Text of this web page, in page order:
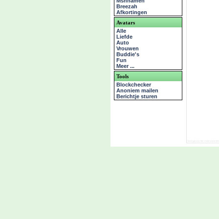
Breezah
Afkortingen
Avatars
Alle
Liefde
Auto
Vrouwen
Buddie's
Fun
Meer ...
Tools
Blockchecker
Anoniem mailen
Berichtje sturen